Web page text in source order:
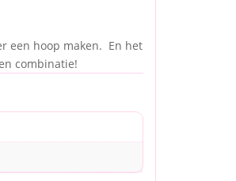
een hoop maken. En het
combinatie!